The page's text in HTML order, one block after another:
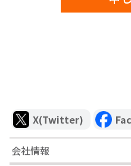
ご確認頂きますようお
供、またお客様が提供
正、削除などを希望
いただくか、「個人情
て」をご参照ください。
X(Twitter)
会社情報